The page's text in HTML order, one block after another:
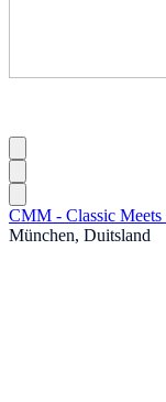
CMM - Classic Meets
München, Duitsland